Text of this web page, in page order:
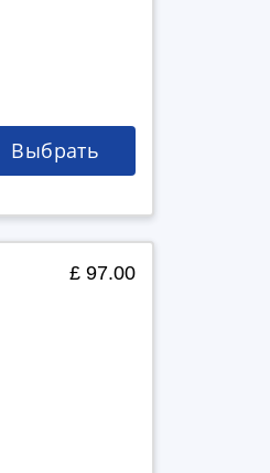
Выбрать
£ 97.00